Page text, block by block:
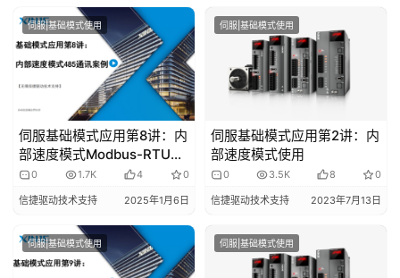
常
见
问
题
伺服|基础模式使用
伺服基础模式应用第8讲：内
部速度模式Modbus-RTU
485通讯使用
0 1.7K 4 0
信捷驱动技术支持 2025年1月6日
伺服|基础模式使用
伺服基础模式应用第2讲：内
部速度模式使用
0 3.5K 8 0
信捷驱动技术支持 2023年7月13日
伺服|基础模式使用 伺服|基础模式使用